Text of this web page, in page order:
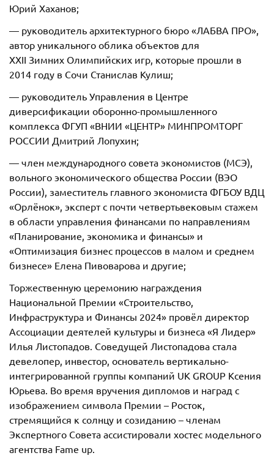
Юрий Хаханов;
— руководитель архитектурного бюро «ЛАБВА ПРО»,
автор уникального облика объектов для
XXII Зимних Олимпийских игр, которые прошли в
2014 году в Сочи Станислав Кулиш;
— руководитель Управления в Центре
диверсификации оборонно-промышленного
комплекса ФГУП «ВНИИ «ЦЕНТР» МИНПРОМТОРГ
РОССИИ Дмитрий Лопухин;
— член международного совета экономистов (МСЭ),
вольного экономического общества России (ВЭО
России), заместитель главного экономиста ФГБОУ ВДЦ
«Орлёнок», эксперт с почти четвертьвековым стажем
в области управления финансами по направлениям
«Планирование, экономика и финансы» и
«Оптимизация бизнес процессов в малом и среднем
бизнесе» Елена Пивоварова и другие;
Торжественную церемонию награждения
Национальной Премии «Строительство,
Инфраструктура и Финансы 2024» провёл директор
Ассоциации деятелей культуры и бизнеса «Я Лидер»
Илья Листопадов. Соведущей Листопадова стала
девелопер, инвестор, основатель вертикально-
интегрированной группы компаний UK GROUP Ксения
Юрьева. Во время вручения дипломов и наград с
изображением символа Премии – Росток,
стремящийся к солнцу и созиданию – членам
Экспертного Совета ассистировали хостес модельного
агентства Fame up.